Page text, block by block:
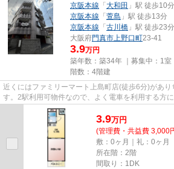
京阪本線 「 大和田 」駅 徒歩10分
京阪本線 「 萱島 」駅 徒歩13分
京阪本線 「 古川橋 」駅 徒歩23分
大阪府門真市上野口町23-41
3.9万円
築年数：築34年 ｜募集中： 1室
階数：4階建
近くにはファミリーマート上島町店(徒歩6分)があ
す。2駅利用可物件なので、よく電車を利用する方
出かけに便利な、徒歩10分に...
3.9万円
(管理費・共益費 3,000
敷：0ヶ月｜礼：0ヶ月
所在階：2階
間取り：1DK